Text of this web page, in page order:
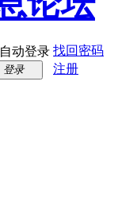
自动登录 找回密码
登录 注册